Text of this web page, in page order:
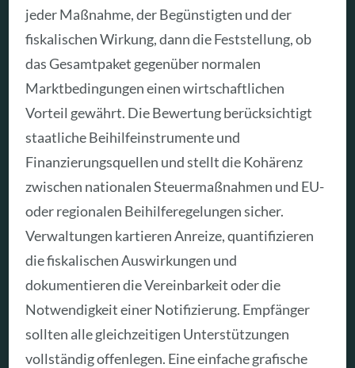
jeder Maßnahme, der Begünstigten und der
fiskalischen Wirkung, dann die Feststellung, ob
das Gesamtpaket gegenüber normalen
Marktbedingungen einen wirtschaftlichen
Vorteil gewährt. Die Bewertung berücksichtigt
staatliche Beihilfeinstrumente und
Finanzierungsquellen und stellt die Kohärenz
zwischen nationalen Steuermaßnahmen und EU-
oder regionalen Beihilferegelungen sicher.
Verwaltungen kartieren Anreize, quantifizieren
die fiskalischen Auswirkungen und
dokumentieren die Vereinbarkeit oder die
Notwendigkeit einer Notifizierung. Empfänger
sollten alle gleichzeitigen Unterstützungen
vollständig offenlegen. Eine einfache grafische